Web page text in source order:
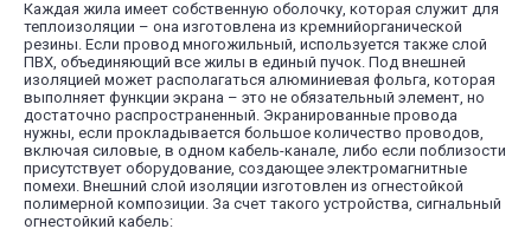
Каждая жила имеет собственную оболочку, которая служит для
теплоизоляции – она изготовлена из кремнийорганической
резины. Если провод многожильный, используется также слой
ПВХ, объединяющий все жилы в единый пучок. Под внешней
изоляцией может располагаться алюминиевая фольга, которая
выполняет функции экрана – это не обязательный элемент, но
достаточно распространенный. Экранированные провода
нужны, если прокладывается большое количество проводов,
включая силовые, в одном кабель-канале, либо если поблизости
присутствует оборудование, создающее электромагнитные
помехи. Внешний слой изоляции изготовлен из огнестойкой
полимерной композиции. За счет такого устройства, сигнальный
огнестойкий кабель: